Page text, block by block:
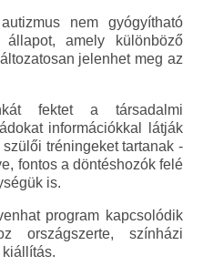
nem gyógyítható
állapot, amely különböző
jelenhet meg az
fektet a társadalmi
információkkal látják
tréningeket tartanak -
fontos a döntéshozók felé
is.
program kapcsolódik
országszerte, színházi